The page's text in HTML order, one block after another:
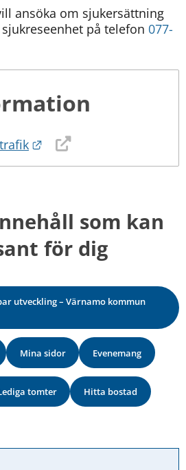
ansöka om sjukersättning
på telefon 077-
Länk till annan
som kan
för dig
utveckling – Värnamo kommun
Mina sidor Evenemang
tomter Hitta bostad